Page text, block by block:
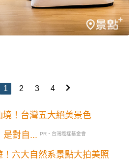
1 2 3 4
！台灣五大絕美景色
是對自...
PR・台灣癌症基金會
六大自然系景點大拍美照